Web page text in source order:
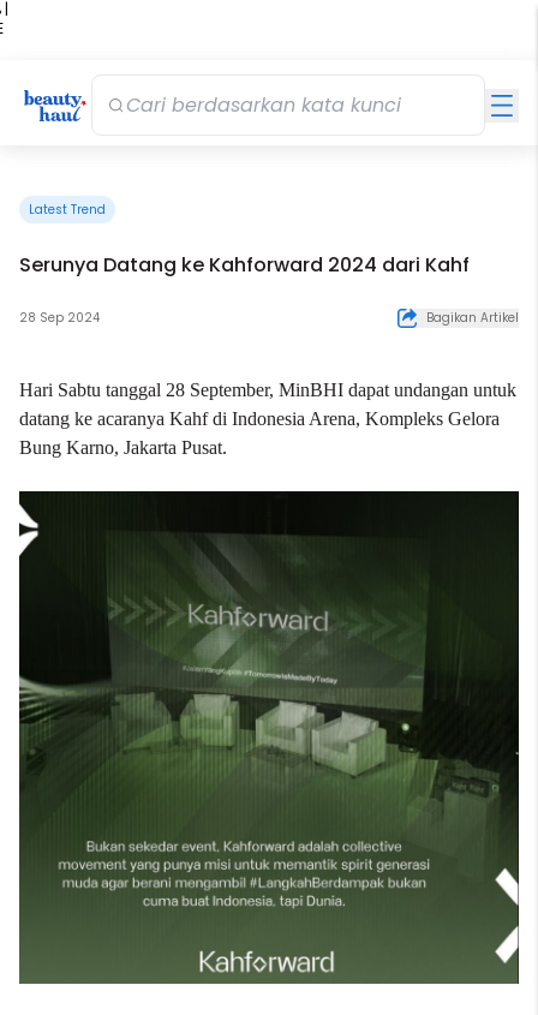
|
Latest Trend
Serunya Datang ke Kahforward 2024 dari Kahf
28 Sep 2024 Bagikan Artikel
Hari Sabtu tanggal 28 September, MinBHI dapat undangan untuk
datang ke acaranya Kahf di Indonesia Arena, Kompleks Gelora
Bung Karno, Jakarta Pusat.